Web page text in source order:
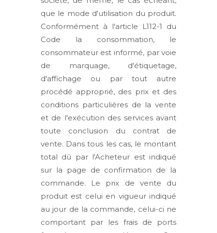
que le mode d'utilisation du produit.
Conformément à l'article L112-1 du
Code la consommation, le
consommateur est informé, par voie
de marquage, d'étiquetage,
d'affichage ou par tout autre
procédé approprié, des prix et des
conditions particulières de la vente
et de l'exécution des services avant
toute conclusion du contrat de
vente. Dans tous les cas, le montant
total dû par l'Acheteur est indiqué
sur la page de confirmation de la
commande. Le prix de vente du
produit est celui en vigueur indiqué
au jour de la commande, celui-ci ne
comportant par les frais de ports